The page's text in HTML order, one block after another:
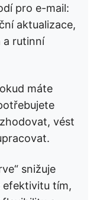
pro e-mail:
aktualizace,
a rutinní
máte
vést
snižuje
efektivitu tím,